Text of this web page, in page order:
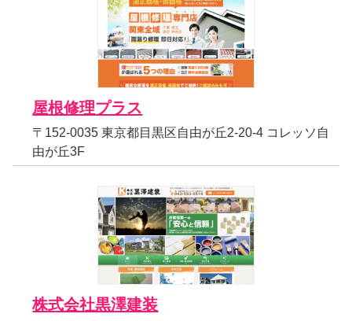
屋根修理プラス
〒152-0035 東京都目黒区自由が丘2-20-4 コレッソ自
由が丘3F
株式会社黒澤建装